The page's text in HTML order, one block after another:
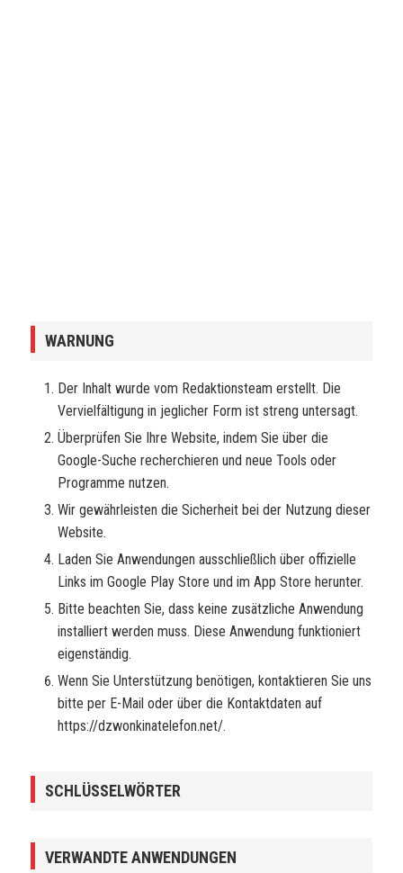
WARNUNG
Der Inhalt wurde vom Redaktionsteam erstellt. Die
Vervielfältigung in jeglicher Form ist streng untersagt.
Überprüfen Sie Ihre Website, indem Sie über die
Google-Suche recherchieren und neue Tools oder
Programme nutzen.
Wir gewährleisten die Sicherheit bei der Nutzung dieser
Website.
Laden Sie Anwendungen ausschließlich über offizielle
Links im Google Play Store und im App Store herunter.
Bitte beachten Sie, dass keine zusätzliche Anwendung
installiert werden muss. Diese Anwendung funktioniert
eigenständig.
Wenn Sie Unterstützung benötigen, kontaktieren Sie uns
bitte per E-Mail oder über die Kontaktdaten auf
https://dzwonkinatelefon.net/.
SCHLÜSSELWÖRTER
VERWANDTE ANWENDUNGEN